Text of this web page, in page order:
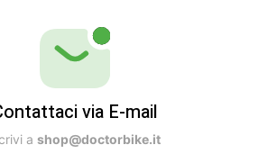
via E-mail
a shop@doctorbike.it